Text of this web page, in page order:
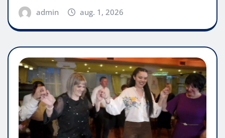
admin aug. 1, 2026